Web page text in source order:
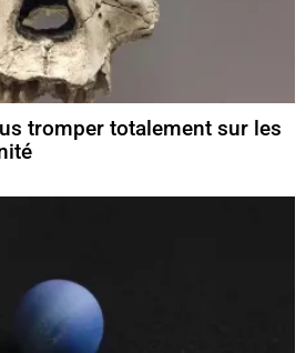
tromper totalement sur les